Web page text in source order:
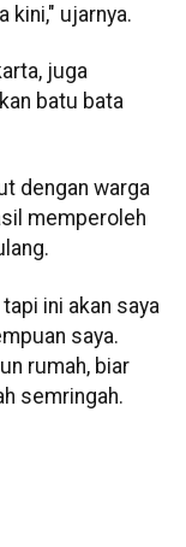
kini," ujarnya.
juga
batu bata
dengan warga
memperoleh
ini akan saya
saya.
rumah, biar
semringah.